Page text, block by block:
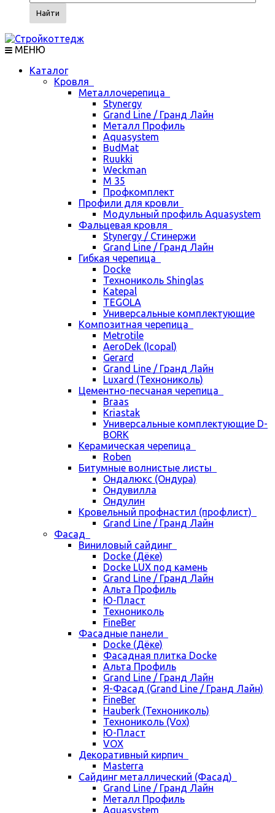
Найти
МЕНЮ
Каталог
Кровля
Металлочерепица
Stynergy
Grand Line / Гранд Лайн
Металл Профиль
Aquasystem
BudMat
Ruukki
Weckman
М 35
Профкомплект
Профили для кровли
Модульный профиль Aquasystem
Фальцевая кровля
Stynergy / Стинержи
Grand Line / Гранд Лайн
Гибкая черепица
Docke
Технониколь Shinglas
Katepal
TEGOLA
Универсальные комплектующие
Композитная черепица
Metrotile
AeroDek (Icopal)
Gerard
Grand Line / Гранд Лайн
Luxard (Технониколь)
Цементно-песчаная черепица
Braas
Kriastak
Универсальные комплектующие D-
BORK
Керамическая черепица
Roben
Битумные волнистые листы
Ондалюкс (Ондура)
Ондувилла
Ондулин
Кровельный профнастил (профлист)
Grand Line / Гранд Лайн
Фасад
Виниловый сайдинг
Docke (Дёке)
Docke LUX под камень
Grand Line / Гранд Лайн
Альта Профиль
Ю-Пласт
Технониколь
FineBer
Фасадные панели
Docke (Дёке)
Фасадная плитка Docke
Альта Профиль
Grand Line / Гранд Лайн
Я-Фасад (Grand Line / Гранд Лайн)
FineBer
Hauberk (Технониколь)
Технониколь (Vox)
Ю-Пласт
VOX
Декоративный кирпич
Masterra
Сайдинг металлический (Фасад)
Grand Line / Гранд Лайн
Металл Профиль
Aquasystem